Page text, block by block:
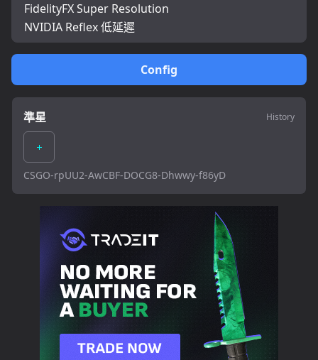
Config
準星 History
CSGO-rpUU2-AwCBF-DOCG8-Dhwwy-f86yD
FidelityFX Super Resolution
NVIDIA Reflex 低延遲